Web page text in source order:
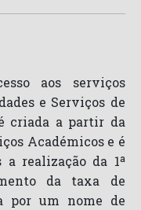
aos serviços
e Serviços de
criada a partir da
Académicos e é
a realização da 1ª
da taxa de
por um nome de